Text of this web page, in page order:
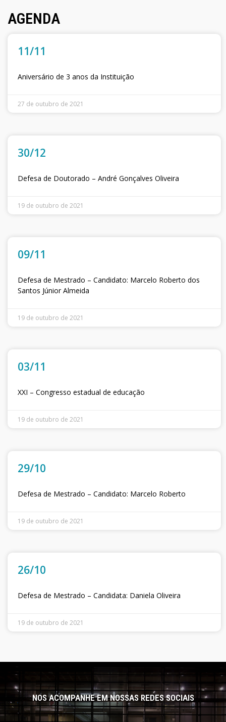
AGENDA
11/11
Aniversário de 3 anos da Instituição
27 de outubro de 2021
30/12
Defesa de Doutorado – André Gonçalves Oliveira
19 de outubro de 2021
09/11
Defesa de Mestrado – Candidato: Marcelo Roberto dos
Santos Júnior Almeida
19 de outubro de 2021
03/11
XXI – Congresso estadual de educação
19 de outubro de 2021
29/10
Defesa de Mestrado – Candidato: Marcelo Roberto
19 de outubro de 2021
26/10
Defesa de Mestrado – Candidata: Daniela Oliveira
19 de outubro de 2021
NOS ACOMPANHE EM NOSSAS REDES SOCIAIS